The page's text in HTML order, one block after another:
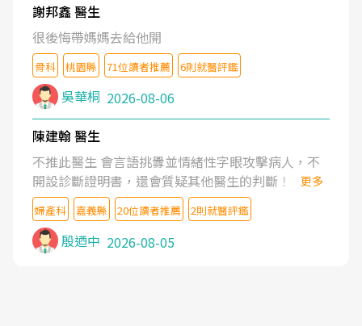
謝邦鑫 醫生
很後悔帶媽媽去給他開
骨科 桃園縣 71位讀者推薦 6則就醫評鑑
吳華桐 2026-08-06
陳建翰 醫生
不推此醫生 會言語挑釁並情緒性字眼攻擊病人，不
開設診斷證明書，還會質疑其他醫生的判斷！
更多
婦產科 嘉義縣 20位讀者推薦 2則就醫評鑑
殷迺中 2026-08-05